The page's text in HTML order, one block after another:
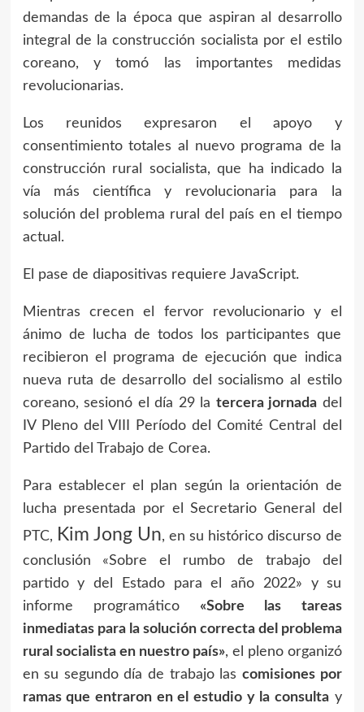
demandas de la época que aspiran al desarrollo
integral de la construcción socialista por el estilo
coreano, y tomó las importantes medidas
revolucionarias.
Los reunidos expresaron el apoyo y
consentimiento totales al nuevo programa de la
construcción rural socialista, que ha indicado la
vía más científica y revolucionaria para la
solución del problema rural del país en el tiempo
actual.
El pase de diapositivas requiere JavaScript.
Mientras crecen el fervor revolucionario y el
ánimo de lucha de todos los participantes que
recibieron el programa de ejecución que indica
nueva ruta de desarrollo del socialismo al estilo
coreano, sesionó el día 29 la tercera jornada del
IV Pleno del VIII Período del Comité Central del
Partido del Trabajo de Corea.
Para establecer el plan según la orientación de
lucha presentada por el Secretario General del
PTC, Kim Jong Un, en su histórico discurso de
conclusión «Sobre el rumbo de trabajo del
partido y del Estado para el año 2022» y su
informe programático «Sobre las tareas
inmediatas para la solución correcta del problema
rural socialista en nuestro país», el pleno organizó
en su segundo día de trabajo las comisiones por
ramas que entraron en el estudio y la consultay